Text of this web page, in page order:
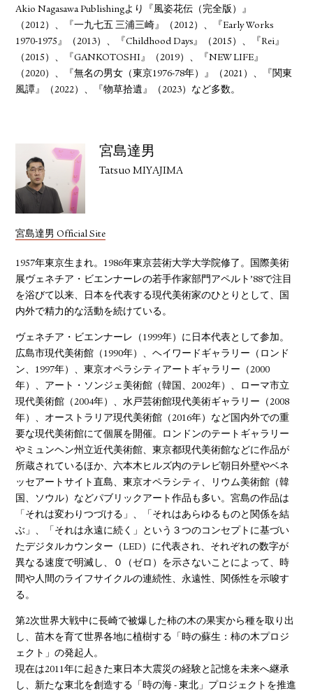
Akio Nagasawa Publishingより『風姿花伝（完全版）』
（2012）、『一九七五 三浦三崎』（2012）、『Early Works
1970-1975』（2013）、『Childhood Days』（2015）、『Rei』
（2015）、『GANKOTOSHI』（2019）、『NEW LIFE』
（2020）、『無名の男女（東京1976-78年）』（2021）、『関東
風譚』（2022）、『物草拾遺』（2023）など多数。
宮島達男
Tatsuo MIYAJIMA
宮島達男 Official Site
1957年東京生まれ。1986年東京芸術大学大学院修了。国際美術
展ヴェネチア・ビエンナーレの若手作家部門アペルト’88で注目
を浴びて以来、日本を代表する現代美術家のひとりとして、国
内外で精力的な活動を続けている。
ヴェネチア・ビエンナーレ（1999年）に日本代表として参加。
広島市現代美術館（1990年）、ヘイワードギャラリー（ロンド
ン、1997年）、東京オペラシティアートギャラリー（2000
年）、アート・ソンジェ美術館（韓国、2002年）、ローマ市立
現代美術館（2004年）、水戸芸術館現代美術ギャラリー（2008
年）、オーストラリア現代美術館（2016年）など国内外での重
要な現代美術館にて個展を開催。ロンドンのテートギャラリー
やミュンヘン州立近代美術館、東京都現代美術館などに作品が
所蔵されているほか、六本木ヒルズ内のテレビ朝日外壁やベネ
ッセアートサイト直島、東京オペラシティ、リウム美術館（韓
国、ソウル）などパブリックアート作品も多い。宮島の作品は
「それは変わりつづける」、「それはあらゆるものと関係を結
ぶ」、「それは永遠に続く」という３つのコンセプトに基づい
たデジタルカウンター（LED）に代表され、それぞれの数字が
異なる速度で明滅し、０（ゼロ）を示さないことによって、時
間や人間のライフサイクルの連続性、永遠性、関係性を示唆す
る。
第2次世界大戦中に長崎で被爆した柿の木の果実から種を取り出
し、苗木を育て世界各地に植樹する「時の蘇生：柿の木プロジ
ェクト」の発起人。
現在は2011年に起きた東日本大震災の経験と記憶を未来へ継承
し、新たな東北を創造する「時の海 - 東北」プロジェクトを推進